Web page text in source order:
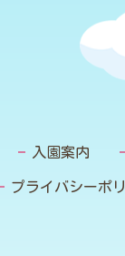
入園案内
プライバシーポ